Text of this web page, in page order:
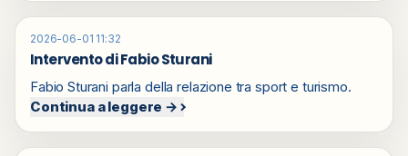
2026-06-01 11:32
Intervento di Fabio Sturani
Fabio Sturani parla della relazione tra sport e turismo.
Continua a leggere →